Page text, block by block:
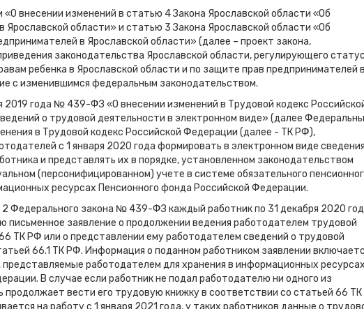
«О внесении изменений в статью 4 Закона Ярославской области «Об
Ярославской области» и статью 3 Закона Ярославской области «Об
в Ярославской области» (далее – проект закона,
законодательства Ярославской области, регулирующего
ребенка в Ярославской области и по защите прав предпринимателей
с изменившимся федеральным законодательством.
2019 года № 439-ФЗ «О внесении изменений в Трудовой кодекс
о трудовой деятельности в электронном виде» (далее
в Трудовой кодекс Российской Федерации (далее - ТК РФ),
с 1 января 2020 года формировать в электронном виде
и представлять их в порядке, установленном законодательством
(персонифицированном) учете в системе обязательного
ресурсах Пенсионного фонда Российской Федерации.
Федерального закона № 439-ФЗ каждый работник по 31 декабря 2020
письменное заявление о продолжении ведения работодателем трудовой
ТК РФ или о представлении ему работодателем сведений о трудовой
66.1 ТК РФ. Информация о поданном работником заявлении
работодателем для хранения в информационных
В случае если работник не подал работодателю ни одного из
продолжает вести его трудовую книжку в соответствии со статьей 66 ТК